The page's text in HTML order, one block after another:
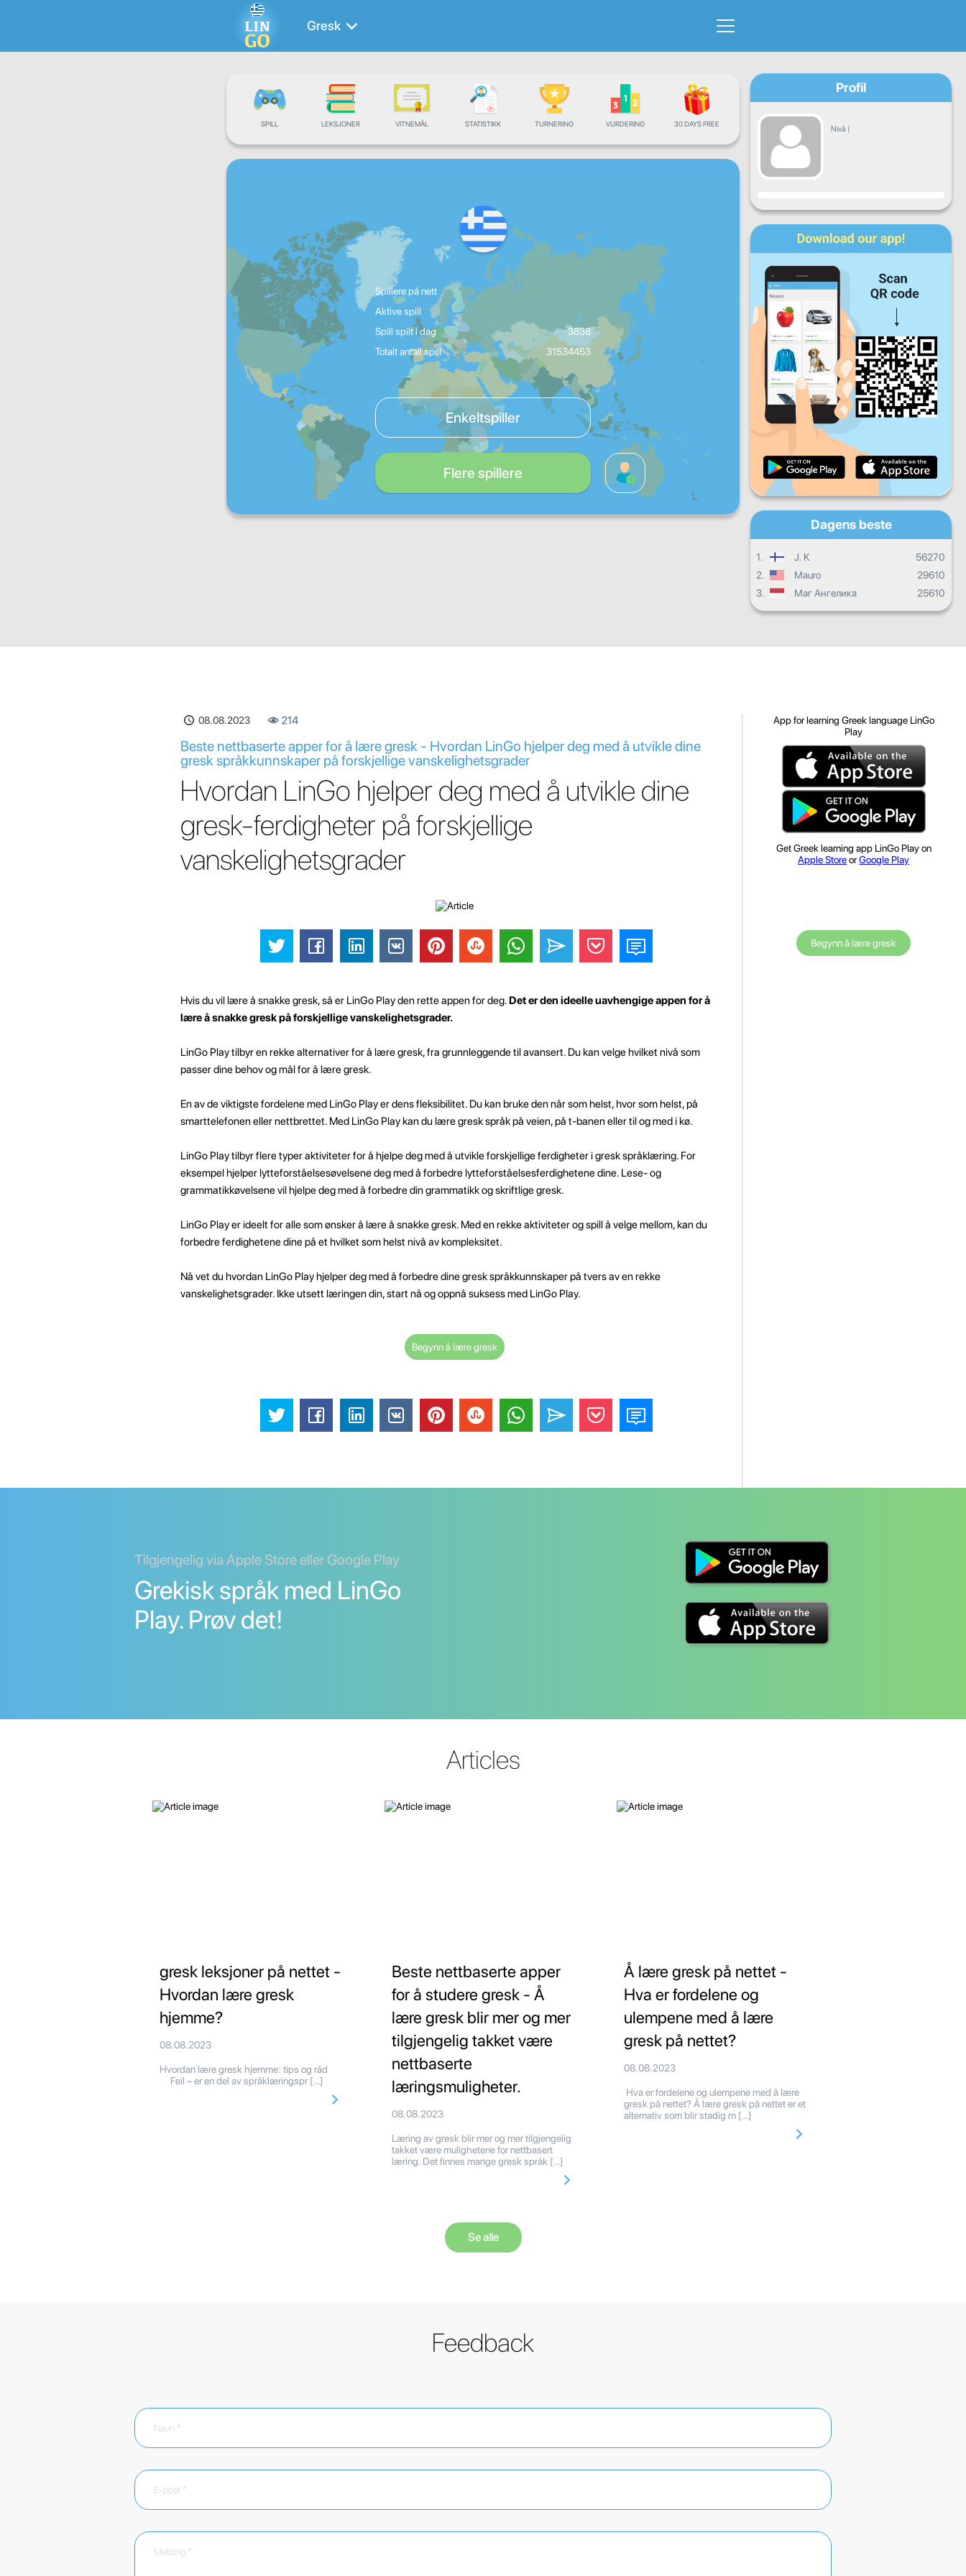
Gresk
SPILL LEKSJONER VITNEMÅL STATISTIKK TURNERING VURDERING 30 DAYS FREE
Spillere på nett
Aktive spill
Spill spilt i dag
3838
Totalt antall spill
31534453
Enkeltspiller
Flere spillere
Profil
Nivå |
Fremgang
Ma On To
Lø Sø
Daglige fremskritt
Månedlige fremskritt
Samlet fremgang
Dagens beste
1. J. K
56270
2.
Mauro
29610
3.
Маг Ангелика 25610
08.08.2023 214
Beste nettbaserte apper for å lære gresk - Hvordan LinGo hjelper deg med å utvikle dine
gresk språkkunnskaper på forskjellige vanskelighetsgrader
Hvordan LinGo hjelper deg med å utvikle dine
gresk-ferdigheter på forskjellige
vanskelighetsgrader
Hvis du vil lære å snakke gresk, så er LinGo Play den rette appen for deg.Det er den ideelle uavhengige appen for å
lære å snakke gresk på forskjellige vanskelighetsgrader.
LinGo Play tilbyr en rekke alternativer for å lære gresk, fra grunnleggende til avansert. Du kan velge hvilket nivå som
passer dine behov og mål for å lære gresk.
En av de viktigste fordelene med LinGo Play er dens fleksibilitet. Du kan bruke den når som helst, hvor som helst, på
smarttelefonen eller nettbrettet. Med LinGo Play kan du lære gresk språk på veien, på t-banen eller til og med i kø.
LinGo Play tilbyr flere typer aktiviteter for å hjelpe deg med å utvikle forskjellige ferdigheter i gresk språklæring. For
eksempel hjelper lytteforståelsesøvelsene deg med å forbedre lytteforståelsesferdighetene dine. Lese- og
grammatikkøvelsene vil hjelpe deg med å forbedre din grammatikk og skriftlige gresk.
LinGo Play er ideelt for alle som ønsker å lære å snakke gresk. Med en rekke aktiviteter og spill å velge mellom, kan du
forbedre ferdighetene dine på et hvilket som helst nivå av kompleksitet.
Nå vet du hvordan LinGo Play hjelper deg med å forbedre dine gresk språkkunnskaper på tvers av en rekke
vanskelighetsgrader. Ikke utsett læringen din, start nå og oppnå suksess med LinGo Play.
Begynn å lære gresk
App for learning Greek language LinGo
Play
Get Greek learning app LinGo Play on
Apple StoreorGoogle Play
Begynn å lære gresk
Tilgjengelig via Apple Store eller Google Play
Grekisk språk med LinGo
Play. Prøv det!
Articles
gresk leksjoner på nettet -
Hvordan lære gresk
hjemme?
08.08.2023
Hvordan lære gresk hjemme: tips og råd
Feil – er en del av språklæringspr […]
Beste nettbaserte apper
for å studere gresk - Å
lære gresk blir mer og mer
tilgjengelig takket være
nettbaserte
læringsmuligheter.
08.08.2023
Læring av gresk blir mer og mer tilgjengelig
takket være mulighetene for nettbasert
læring. Det finnes mange gresk språk […]
Å lære gresk på nettet -
Hva er fordelene og
ulempene med å lære
gresk på nettet?
08.08.2023
Hva er fordelene og ulempene med å lære
gresk på nettet? Å lære gresk på nettet er et
alternativ som blir stadig m […]
Se alle
Feedback